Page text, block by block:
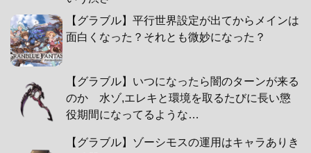
【グラブル】平行世界設定が出てからメインは
面白くなった？それとも微妙になった？
【グラブル】いつになったら闇のターンが来る
のか 水ゾ,エレキと環境を取るたびに長い懲
役期間になってるような…
【グラブル】ゾーシモスの運用はキャラありき